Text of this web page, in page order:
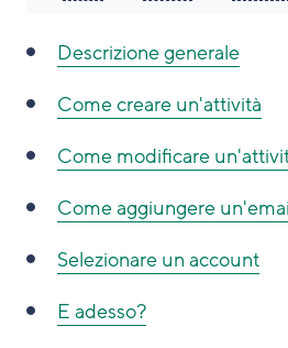
Descrizione generale
Come creare un'attività
Come modificare
Come aggiungere
Selezionare un account
E adesso?